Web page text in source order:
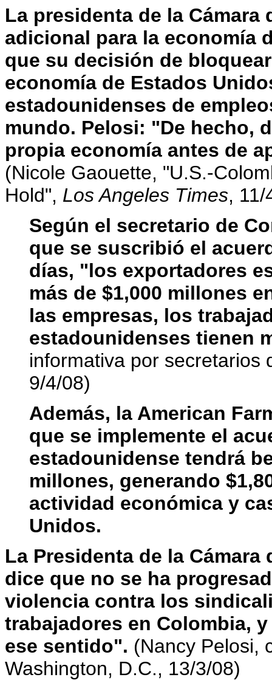
La presidenta de la
adicional para la economía
que su decisión de
economía de Estados
estadounidenses de
mundo. Pelosi: "De hecho,
propia economía antes de
(Nicole Gaouette, "U.S.-
Hold", Los Angeles Times, 11/
Según el secretario de
que se suscribió el
días, "los exportadores
más de $1,000 millones
las empresas, los
estadounidenses tienen
informativa por secretarios
9/4/08)
Además, la American
que se implemente el
estadounidense tendrá
millones, generando
actividad económica y
Unidos.
La Presidenta de la
dice que no se ha
violencia contra los
trabajadores en Colombia,
ese sentido". (Nancy Pelosi,
Washington, D.C., 13/3/08)